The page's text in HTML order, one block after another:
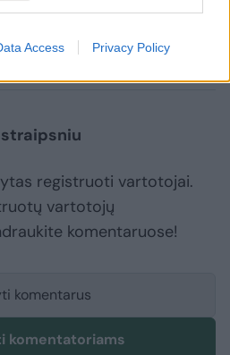
Access Privacy Policy
teroras
registruoti vartotojai.
vartotojų
komentaruose!
komentarus
komentatoriams